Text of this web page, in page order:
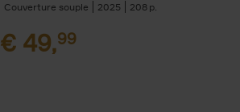
Couverture souple
2025 208
€ 49,99